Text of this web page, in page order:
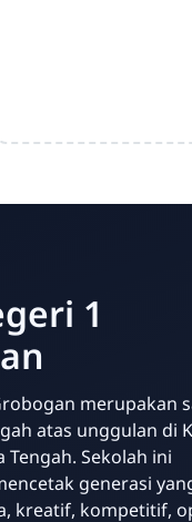
1
merupakan
atas unggulan di
Tengah. Sekolah ini
generasi
kreatif, kompetitif,